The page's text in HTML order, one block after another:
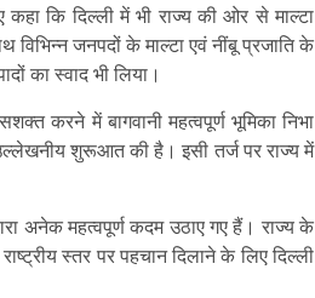
कि दिल्ली में भी राज्य की ओर से माल्टा
विभिन्न जनपदों के माल्टा एवं नींबू प्रजाति के
का स्वाद भी लिया।
करने में बागवानी महत्वपूर्ण भूमिका निभा
शुरूआत की है। इसी तर्ज पर राज्य में
अनेक महत्वपूर्ण कदम उठाए गए हैं। राज्य के
स्तर पर पहचान दिलाने के लिए दिल्ली